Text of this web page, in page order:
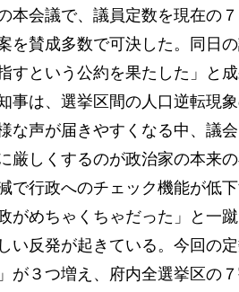
会議で、議員定数を現在の７
を賛成多数で可決した。同日
すという公約を果たした」と成
は、選挙区間の人口逆転現
な声が届きやすくなる中、議
厳しくするのが政治家の本来
で行政へのチェック機能が低
がめちゃくちゃだった」と一
反発が起きている。今回の定
が３つ増え、府内全選挙区の